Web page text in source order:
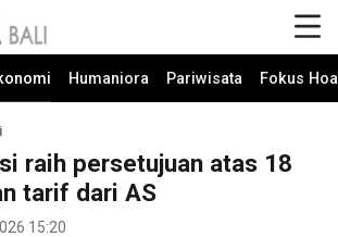
Humaniora Pariwisata Fokus
raih persetujuan atas 18
tarif dari AS
15:20